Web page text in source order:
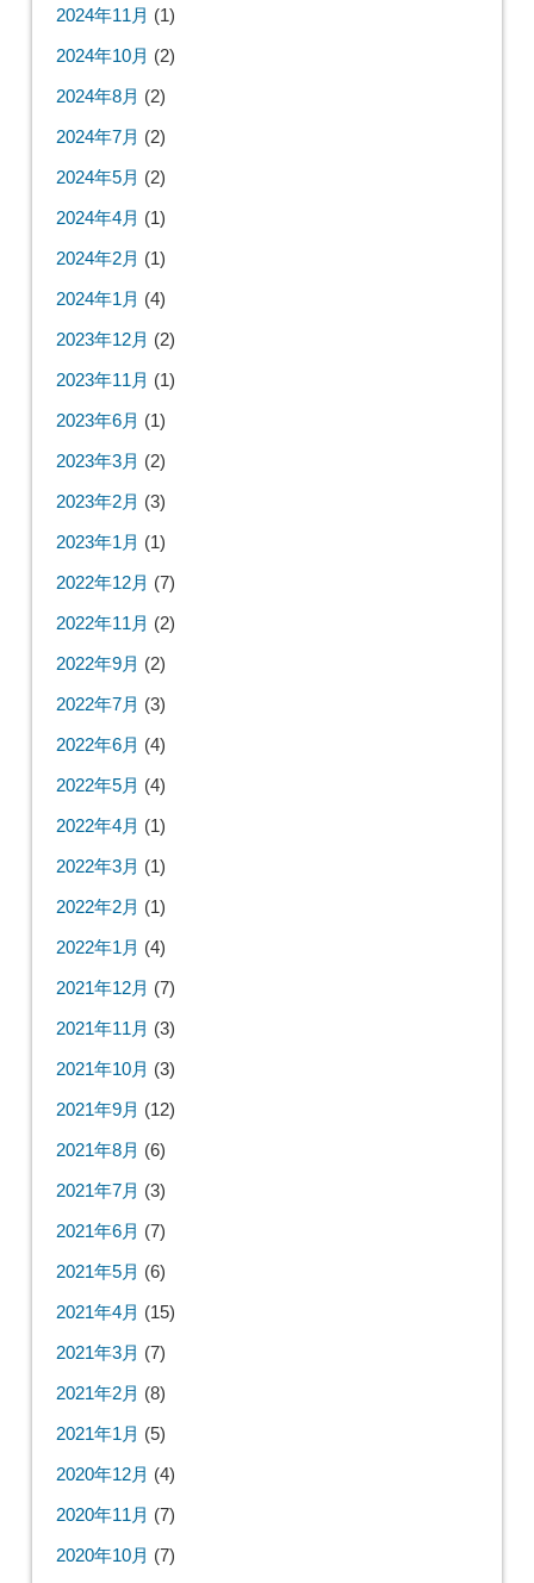
2024年11月 (1)
2024年10月 (2)
2024年8月 (2)
2024年7月 (2)
2024年5月 (2)
2024年4月 (1)
2024年2月 (1)
2024年1月 (4)
2023年12月 (2)
2023年11月 (1)
2023年6月 (1)
2023年3月 (2)
2023年2月 (3)
2023年1月 (1)
2022年12月 (7)
2022年11月 (2)
2022年9月 (2)
2022年7月 (3)
2022年6月 (4)
2022年5月 (4)
2022年4月 (1)
2022年3月 (1)
2022年2月 (1)
2022年1月 (4)
2021年12月 (7)
2021年11月 (3)
2021年10月 (3)
2021年9月 (12)
2021年8月 (6)
2021年7月 (3)
2021年6月 (7)
2021年5月 (6)
2021年4月 (15)
2021年3月 (7)
2021年2月 (8)
2021年1月 (5)
2020年12月 (4)
2020年11月 (7)
2020年10月 (7)